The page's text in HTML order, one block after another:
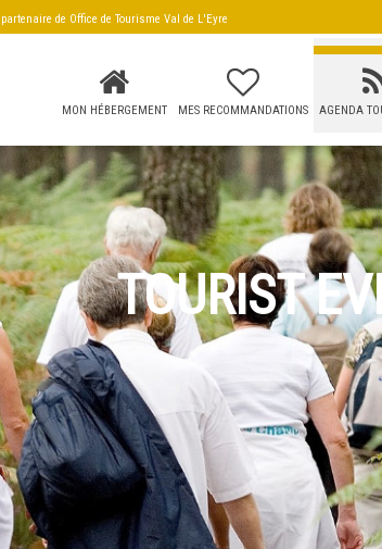
, partenaire de Office de Tourisme Val de L'Eyre
MON HÉBERGEMENT MES RECOMMANDATIONS AGENDA
TOURIST